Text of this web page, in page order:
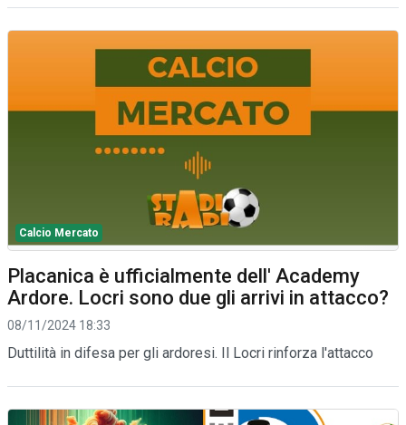
Calcio Mercato
Placanica è ufficialmente dell' Academy
Ardore. Locri sono due gli arrivi in attacco?
08/11/2024 18:33
Duttilità in difesa per gli ardoresi. Il Locri rinforza l'attacco